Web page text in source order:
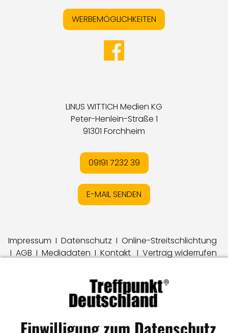
WERBEMÖGLICHKEITEN
LINUS WITTICH Medien KG
Peter-Henlein-Straße 1
91301 Forchheim
09191 7232 39
E-MAIL SENDEN
Impressum I Datenschutz I Online-Streitschlichtung
I AGB I Mediadaten I Kontakt I Vertrag widerrufen
© LW Medien GmbH
Einwilligung zum Datenschutz